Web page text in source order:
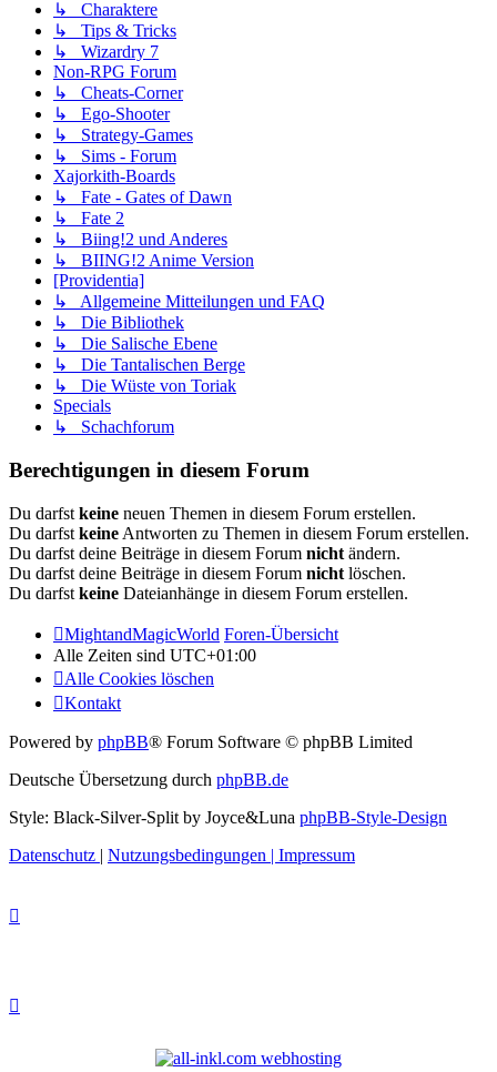
↳ Charaktere
↳ Tips & Tricks
↳ Wizardry 7
Non-RPG Forum
↳ Cheats-Corner
↳ Ego-Shooter
↳ Strategy-Games
↳ Sims - Forum
Xajorkith-Boards
↳ Fate - Gates of Dawn
↳ Fate 2
↳ Biing!2 und Anderes
↳ BIING!2 Anime Version
[Providentia]
↳ Allgemeine Mitteilungen und FAQ
↳ Die Bibliothek
↳ Die Salische Ebene
↳ Die Tantalischen Berge
↳ Die Wüste von Toriak
Specials
↳ Schachforum
Berechtigungen in diesem Forum
Du darfst keine neuen Themen in diesem Forum erstellen.
Du darfst keine Antworten zu Themen in diesem Forum erstellen.
Du darfst deine Beiträge in diesem Forum nicht ändern.
Du darfst deine Beiträge in diesem Forum nicht löschen.
Du darfst keine Dateianhänge in diesem Forum erstellen.
MightandMagicWorld Foren-Übersicht
Alle Zeiten sind UTC+01:00
Alle Cookies löschen
Kontakt
Powered by phpBB® Forum Software © phpBB Limited
Deutsche Übersetzung durch phpBB.de
Style: Black-Silver-Split by Joyce&Luna phpBB-Style-Design
Datenschutz | Nutzungsbedingungen | Impressum